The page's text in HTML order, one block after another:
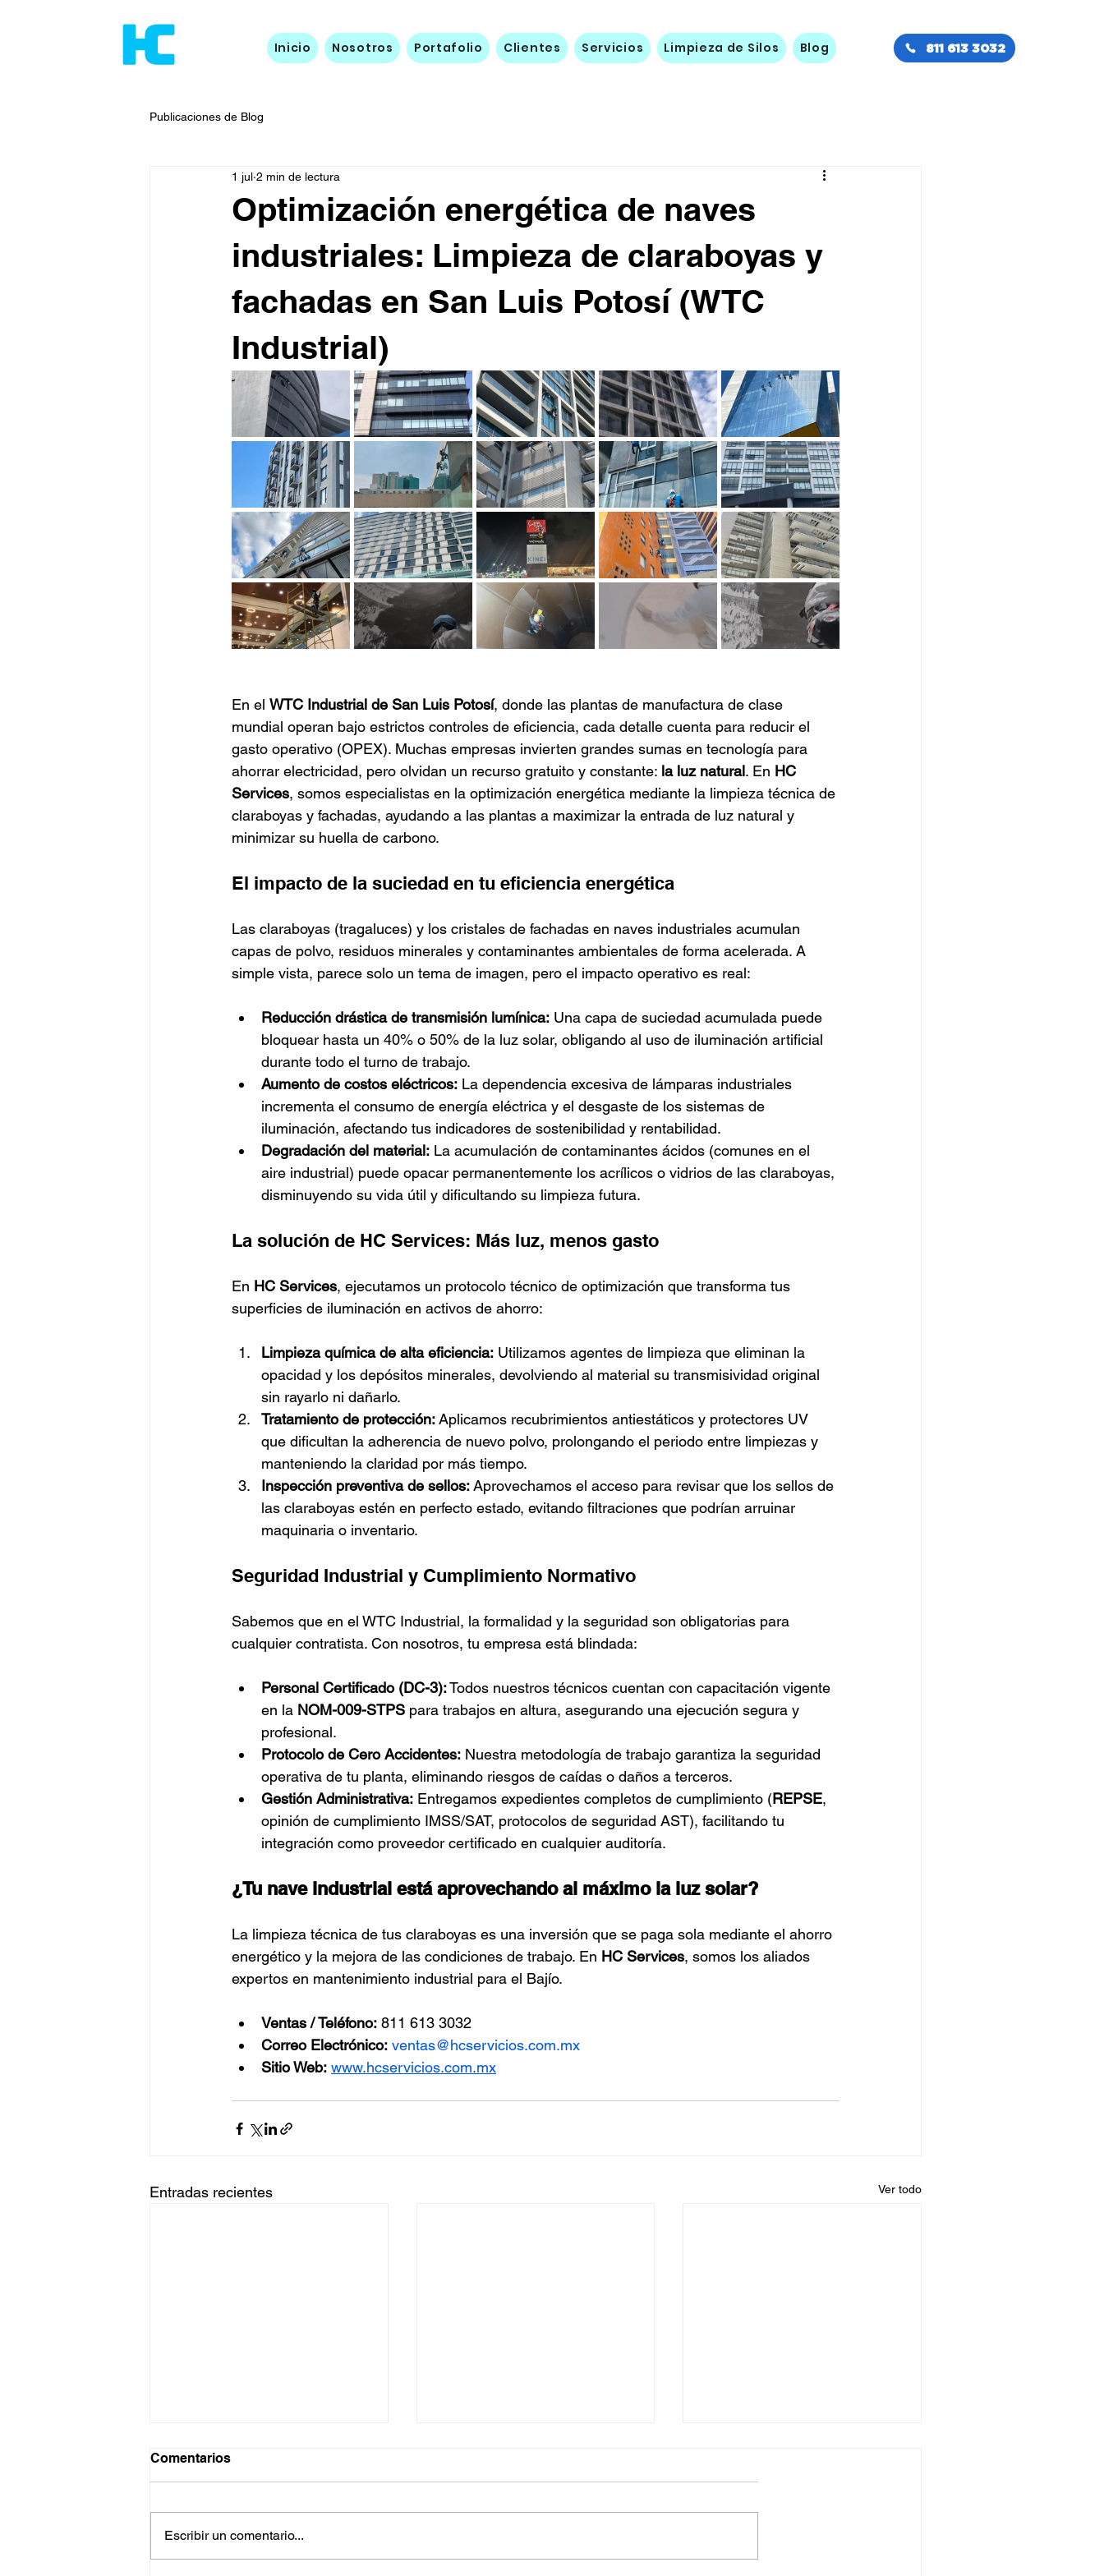
Inicio Nosotros Portafolio Clientes Servicios Limpieza de Silos Blog 811 613 3032
Publicaciones de Blog
Optimización energética de naves
industriales: Limpieza de claraboyas y
fachadas en San Luis Potosí (WTC
Industrial)
1 jul 2 min de lectura
En el WTC Industrial de San Luis Potosí, donde las plantas de manufactura de clase
mundial operan bajo estrictos controles de eficiencia, cada detalle cuenta para reducir el
gasto operativo (OPEX). Muchas empresas invierten grandes sumas en tecnología para
ahorrar electricidad, pero olvidan un recurso gratuito y constante: la luz natural. En HC
Services, somos especialistas en la optimización energética mediante la limpieza técnica de
claraboyas y fachadas, ayudando a las plantas a maximizar la entrada de luz natural y
minimizar su huella de carbono.
El impacto de la suciedad en tu eficiencia energética
Las claraboyas (tragaluces) y los cristales de fachadas en naves industriales acumulan
capas de polvo, residuos minerales y contaminantes ambientales de forma acelerada. A
simple vista, parece solo un tema de imagen, pero el impacto operativo es real:
Reducción drástica de transmisión lumínica: Una capa de suciedad acumulada puede
bloquear hasta un 40% o 50% de la luz solar, obligando al uso de iluminación artificial
durante todo el turno de trabajo.
Aumento de costos eléctricos: La dependencia excesiva de lámparas industriales
incrementa el consumo de energía eléctrica y el desgaste de los sistemas de
iluminación, afectando tus indicadores de sostenibilidad y rentabilidad.
Degradación del material: La acumulación de contaminantes ácidos (comunes en el
aire industrial) puede opacar permanentemente los acrílicos o vidrios de las claraboyas,
disminuyendo su vida útil y dificultando su limpieza futura.
La solución de HC Services: Más luz, menos gasto
En HC Services, ejecutamos un protocolo técnico de optimización que transforma tus
superficies de iluminación en activos de ahorro:
Limpieza química de alta eficiencia: Utilizamos agentes de limpieza que eliminan la
opacidad y los depósitos minerales, devolviendo al material su transmisividad original
sin rayarlo ni dañarlo.
Tratamiento de protección: Aplicamos recubrimientos antiestáticos y protectores UV
que dificultan la adherencia de nuevo polvo, prolongando el periodo entre limpiezas y
manteniendo la claridad por más tiempo.
Inspección preventiva de sellos: Aprovechamos el acceso para revisar que los sellos de
las claraboyas estén en perfecto estado, evitando filtraciones que podrían arruinar
maquinaria o inventario.
Seguridad Industrial y Cumplimiento Normativo
Sabemos que en el WTC Industrial, la formalidad y la seguridad son obligatorias para
cualquier contratista. Con nosotros, tu empresa está blindada:
Personal Certificado (DC-3): Todos nuestros técnicos cuentan con capacitación vigente
en la NOM-009-STPS para trabajos en altura, asegurando una ejecución segura y
profesional.
Protocolo de Cero Accidentes: Nuestra metodología de trabajo garantiza la seguridad
operativa de tu planta, eliminando riesgos de caídas o daños a terceros.
Gestión Administrativa: Entregamos expedientes completos de cumplimiento (REPSE,
opinión de cumplimiento IMSS/SAT, protocolos de seguridad AST), facilitando tu
integración como proveedor certificado en cualquier auditoría.
¿Tu nave industrial está aprovechando al máximo la luz solar?
La limpieza técnica de tus claraboyas es una inversión que se paga sola mediante el ahorro
energético y la mejora de las condiciones de trabajo. En HC Services, somos los aliados
expertos en mantenimiento industrial para el Bajío.
Ventas / Teléfono: 811 613 3032
Correo Electrónico: ventas@hcservicios.com.mx
Sitio Web: www.hcservicios.com.mx
Entradas recientes Ver todo
Comentarios
Escribir un comentario...